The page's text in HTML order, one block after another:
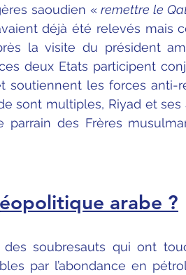
saoudien « remettre le
déjà été relevés mais
la visite du président
deux Etats participent
soutiennent les forces anti-
sont multiples, Riyad et
parrain des Frères
arabe ?
soubresauts qui ont
par l’abondance en